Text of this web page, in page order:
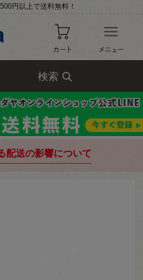
円以上で送料無料！
検索
配送の影響について